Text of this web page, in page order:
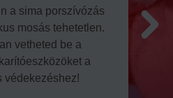
a sima porszívózás
mosás tehetetlen.
vetheted be a
a
védekezéshez!